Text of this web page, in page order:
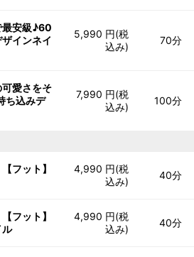
最安級♪60
インネイ
5,990 円(税
込み)
70分
可愛さをそ
ち込みデ
7,990 円(税
込み)
100分
フット】
4,990 円(税
込み)
40分
フット】
ル
4,990 円(税
込み)
40分